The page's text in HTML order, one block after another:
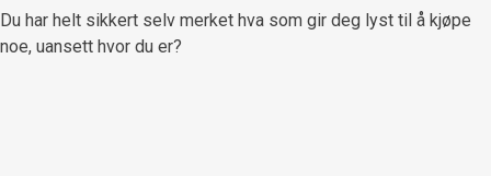
Du har helt sikkert selv merket hva som gir deg lyst til å kjøpe
noe, uansett hvor du er?